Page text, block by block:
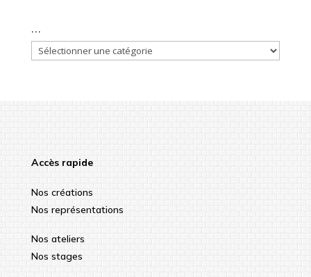
…
Accès rapide
Nos créations
Nos représentations
Nos ateliers
Nos stages